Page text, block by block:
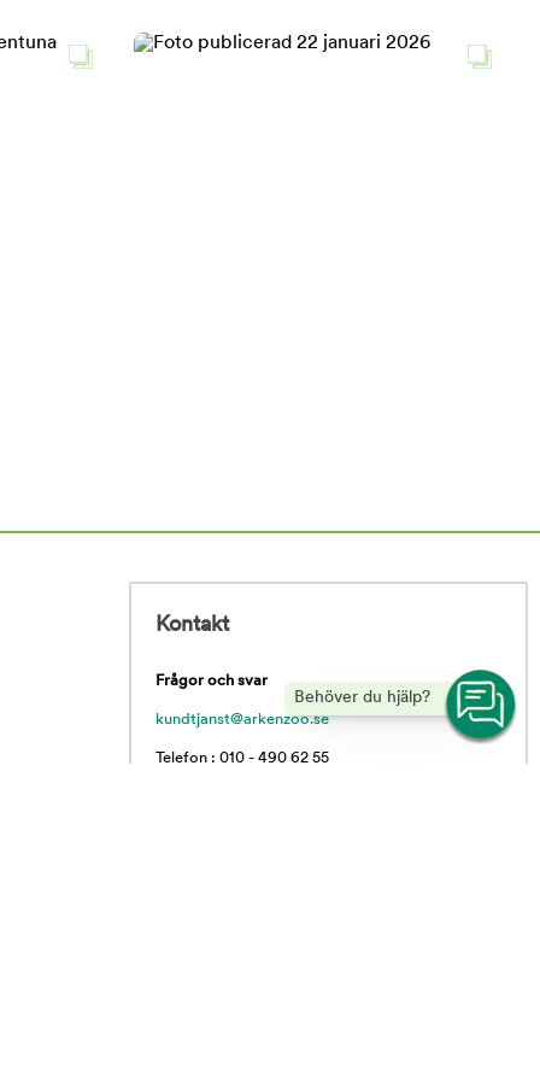
Behöver du hjälp?
Kontakt
Frågor och svar
kundtjanst@arkenzoo.se
Telefon : 010 - 490 62 55